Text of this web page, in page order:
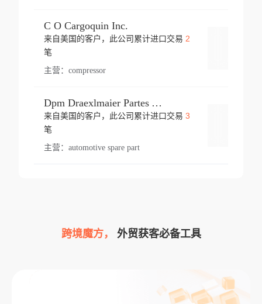
C O Cargoquin Inc.
来自美国的客户，此公司累计进口交易 2
笔
主营： compressor
Dpm Draexlmaier Partes Automotrices Corr Ind Huejotzingo
来自美国的客户，此公司累计进口交易 3
笔
主营： automotive spare part
跨境魔方， 外贸获客必备工具